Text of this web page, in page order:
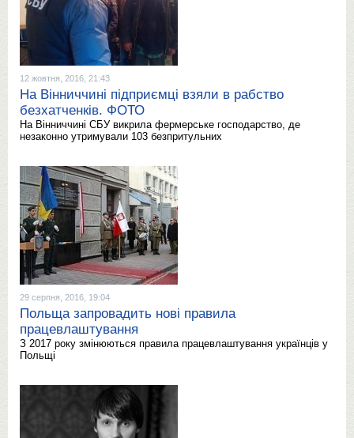
12 жовтня, 2016, 21:43
На Вінниччині підприємці взяли в рабство
безхатченків. ФОТО
На Вінниччині СБУ викрила фермерське господарство, де
незаконно утримували 103 безпритульних
29 серпня, 2016, 19:04
Польща запровадить нові правила
працевлаштування
З 2017 року змінюються правила працевлаштування українців у
Польщі